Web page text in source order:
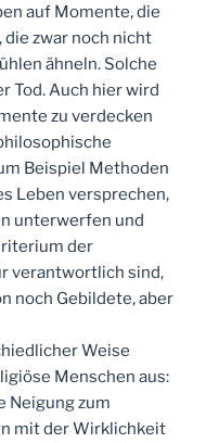
auf Momente, die
zwar noch nicht
ähneln. Solche
Tod. Auch hier wird
zu verdecken
Beispiel Methoden
Leben versprechen,
unterwerfen und
der
verantwortlich sind,
noch Gebildete, aber
Weise
Menschen aus:
Neigung zum
mit der Wirklichkeit